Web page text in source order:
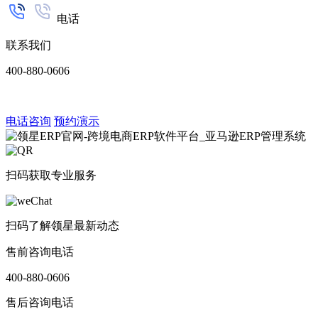
电话
联系我们
400-880-0606
电话咨询 预约演示
扫码获取专业服务
扫码了解领星最新动态
售前咨询电话
400-880-0606
售后咨询电话